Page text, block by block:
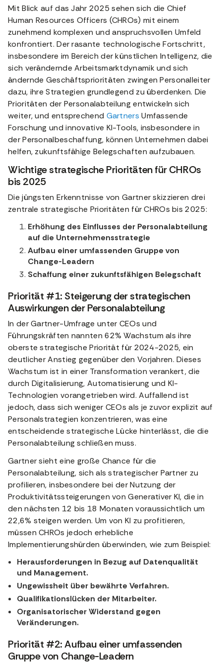
Mit Blick auf das Jahr 2025 sehen sich die Chief
Human Resources Officers (CHROs) mit einem
zunehmend komplexen und anspruchsvollen Umfeld
konfrontiert. Der rasante technologische Fortschritt,
insbesondere im Bereich der künstlichen Intelligenz, die
sich verändernde Arbeitsmarktdynamik und sich
ändernde Geschäftsprioritäten zwingen Personalleiter
dazu, ihre Strategien grundlegend zu überdenken. Die
Prioritäten der Personalabteilung entwickeln sich
weiter, und entsprechend Gartners Umfassende
Forschung und innovative KI-Tools, insbesondere in
der Personalbeschaffung, können Unternehmen dabei
helfen, zukunftsfähige Belegschaften aufzubauen.
Wichtige strategische Prioritäten für CHROs
bis 2025
Die jüngsten Erkenntnisse von Gartner skizzieren drei
zentrale strategische Prioritäten für CHROs bis 2025:
Erhöhung des Einflusses der Personalabteilung
auf die Unternehmensstrategie
Aufbau einer umfassenden Gruppe von
Change-Leadern
Schaffung einer zukunftsfähigen Belegschaft
Priorität #1: Steigerung der strategischen
Auswirkungen der Personalabteilung
In der Gartner-Umfrage unter CEOs und
Führungskräften nannten 62% Wachstum als ihre
oberste strategische Priorität für 2024-2025, ein
deutlicher Anstieg gegenüber den Vorjahren. Dieses
Wachstum ist in einer Transformation verankert, die
durch Digitalisierung, Automatisierung und KI-
Technologien vorangetrieben wird. Auffallend ist
jedoch, dass sich weniger CEOs als je zuvor explizit auf
Personalstrategien konzentrieren, was eine
entscheidende strategische Lücke hinterlässt, die die
Personalabteilung schließen muss.
Gartner sieht eine große Chance für die
Personalabteilung, sich als strategischer Partner zu
profilieren, insbesondere bei der Nutzung der
Produktivitätssteigerungen von Generativer KI, die in
den nächsten 12 bis 18 Monaten voraussichtlich um
22,6% steigen werden. Um von KI zu profitieren,
müssen CHROs jedoch erhebliche
Implementierungshürden überwinden, wie zum Beispiel:
Herausforderungen in Bezug auf Datenqualität
und Management.
Ungewissheit über bewährte Verfahren.
Qualifikationslücken der Mitarbeiter.
Organisatorischer Widerstand gegen
Veränderungen.
Priorität #2: Aufbau einer umfassenden
Gruppe von Change-Leadern